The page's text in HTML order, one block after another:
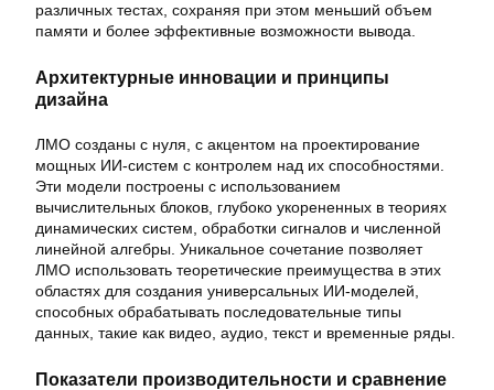
различных тестах, сохраняя при этом меньший объем
памяти и более эффективные возможности вывода.
Архитектурные инновации и принципы
дизайна
ЛМО созданы с нуля, с акцентом на проектирование
мощных ИИ-систем с контролем над их способностями.
Эти модели построены с использованием
вычислительных блоков, глубоко укорененных в теориях
динамических систем, обработки сигналов и численной
линейной алгебры. Уникальное сочетание позволяет
ЛМО использовать теоретические преимущества в этих
областях для создания универсальных ИИ-моделей,
способных обрабатывать последовательные типы
данных, такие как видео, аудио, текст и временные ряды.
Показатели производительности и сравнение